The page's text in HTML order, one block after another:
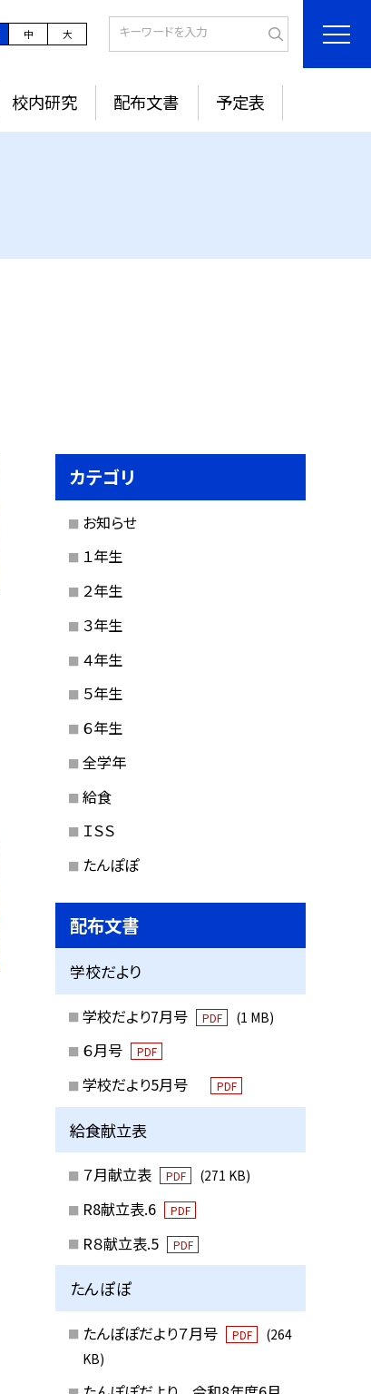
中 大
校内研究 配布文書 予定表
カテゴリ
お知らせ
１年生
２年生
３年生
４年生
５年生
６年生
全学年
給食
ＩＳＳ
たんぽぽ
配布文書
学校だより
学校だより7月号 PDF (1 MB)
６月号 PDF
学校だより5月号 PDF
給食献立表
７月献立表 PDF (271 KB)
R8献立表.6 PDF
R８献立表.5 PDF
たんぽぽ
たんぽぽだより７月号 PDF
(264
KB)